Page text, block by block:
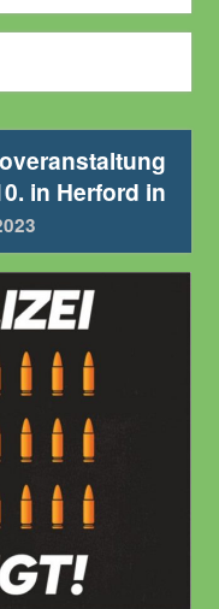
in Herford in